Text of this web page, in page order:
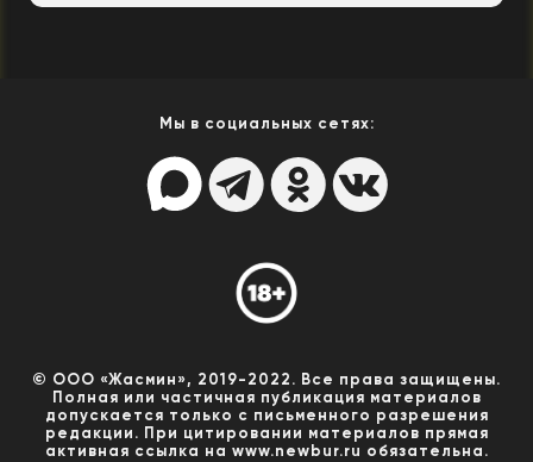
Мы в социальных сетях:
© ООО «Жасмин», 2019-2022. Все права защищены.
Полная или частичная публикация материалов
допускается только с письменного разрешения
редакции. При цитировании материалов прямая
активная ссылка на www.newbur.ru обязательна.